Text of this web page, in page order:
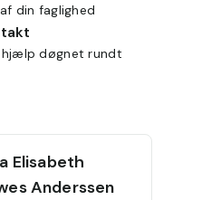
din faglighed
hjælp døgnet rundt
Elisabeth
Anderssen